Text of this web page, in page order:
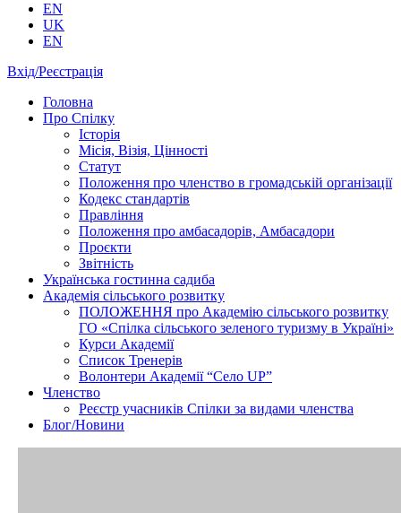
EN
UK
EN
Вхід/Реєстрація
Головна
Про Спілку
Історія
Місія, Візія, Цінності
Статут
Положення про членство в громадській організації
Кодекс стандартів
Правління
Положення про амбасадорів, Амбасадори
Проєкти
Звітність
Українська гостинна садиба
Академія сільського розвитку
ПОЛОЖЕННЯ про Академію cільського розвитку
ГО «Спілка сільського зеленого туризму в Україні»
Курси Академії
Список Тренерів
Волонтери Академії “Село UP”
Членство
Реєстр учасників Спілки за видами членства
Блог/Новини